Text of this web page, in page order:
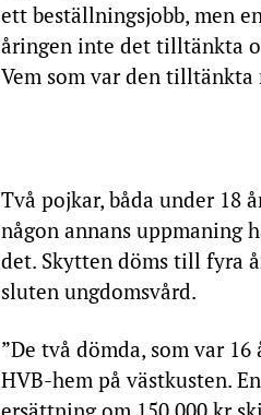
ett beställningsjobb, men
åringen inte det tilltänkta
Vem som var den
Två pojkar, båda under 18
någon annans uppmaning
det. Skytten döms till fyra
sluten ungdomsvård.
”De två dömda, som var
HVB-hem på västkusten.